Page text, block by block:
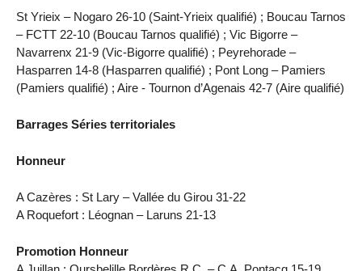
St Yrieix – Nogaro 26-10 (Saint-Yrieix qualifié) ; Boucau Tarnos
– FCTT 22-10 (Boucau Tarnos qualifié) ; Vic Bigorre –
Navarrenx 21-9 (Vic-Bigorre qualifié) ; Peyrehorade –
Hasparren 14-8 (Hasparren qualifié) ; Pont Long – Pamiers
(Pamiers qualifié) ; Aire - Tournon d’Agenais 42-7 (Aire qualifié)
Barrages Séries territoriales
Honneur
A Cazères : St Lary – Vallée du Girou 31-22
A Roquefort : Léognan – Laruns 21-13
Promotion Honneur